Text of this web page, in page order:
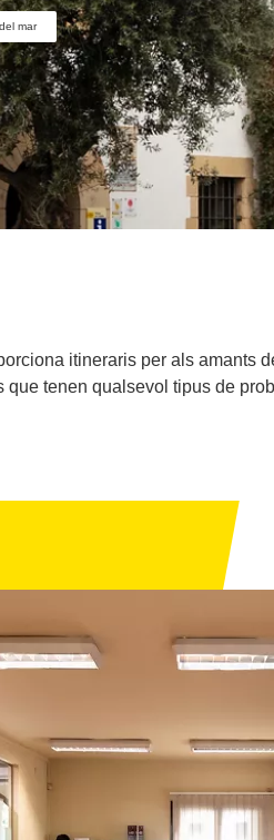
mar
itineraris per als amants
tenen qualsevol tipus de